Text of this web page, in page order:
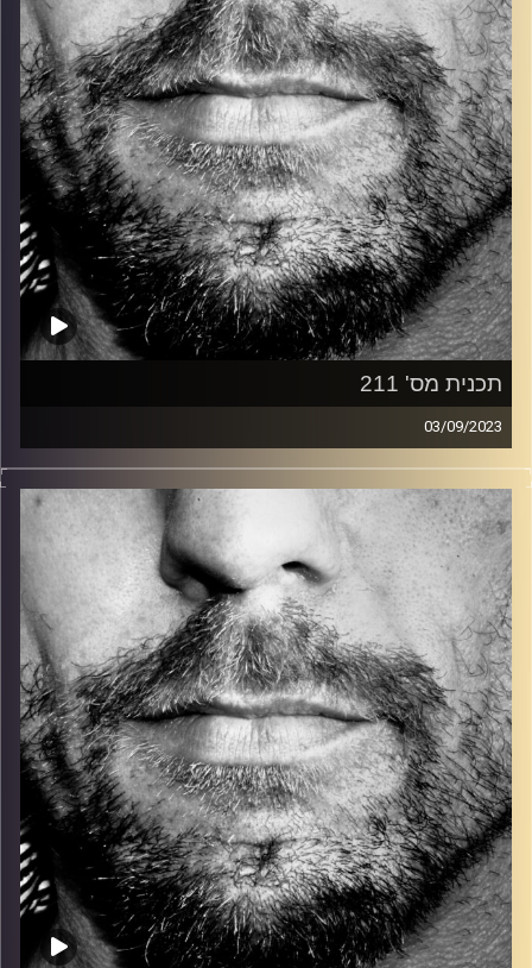
תכנית מס' 211
03/09/2023
זיפים, מוזיקה מחוספסת של הופעות חיות. הרבה ג'אם, רוק,
בלוז, bluegrass, ג'אז, Fאנק, פרוגרסיב ואפילו אלקטרוניקה.
כל מה שחי, אמיתי ונושם.
עם שמוליק רגב.
קרדיט תמונות: David Goehring